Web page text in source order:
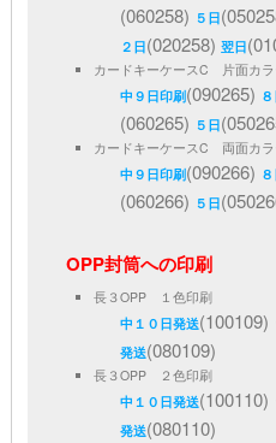
(060258) ５日
２日(020258)翌日
カードキーケースC 片面カ
中９日印刷(090265)
(060265) ５日
カードキーケースC 両面カ
中９日印刷(090266)
(060266) ５日
OPP封筒への印刷
長３OPP １色印刷
中１０日発送
発送(080109)
長３OPP ２色印刷
中１０日発送
発送(080110)